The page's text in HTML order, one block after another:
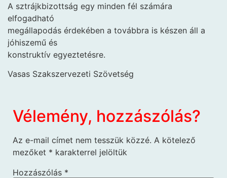
A sztrájkbizottság egy minden fél számára
elfogadható
megállapodás érdekében a továbbra is készen áll a
jóhiszemű és
konstruktív egyeztetésre.
Vasas Szakszervezeti Szövetség
Vélemény, hozzászólás?
Az e-mail címet nem tesszük közzé. A kötelező
mezőket * karakterrel jelöltük
Hozzászólás *